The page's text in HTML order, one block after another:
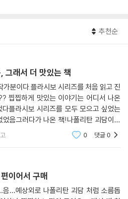
추천순
그래서 더 맛있는 책
분이다.플라시보 시리즈를 처음 읽고 진
음그러다가 나온 책!나폴리탄 괴담이라
괴담을 잘 정립해서 늘린다음에 소설로
0 댓글0
이어서 구매
…예상외로 나폴리탄 괴담 처럼 소름돕